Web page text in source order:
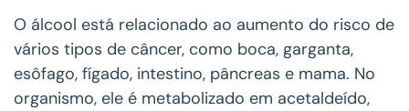
O álcool está relacionado ao aumento do risco de
vários tipos de câncer, como boca, garganta,
esôfago, fígado, intestino, pâncreas e mama. No
organismo, ele é metabolizado em acetaldeído,